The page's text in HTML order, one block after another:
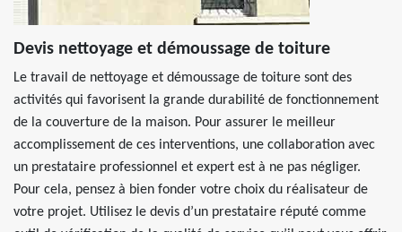
Devis nettoyage et démoussage de toiture
Le travail de nettoyage et démoussage de toiture sont des
activités qui favorisent la grande durabilité de fonctionnement
de la couverture de la maison. Pour assurer le meilleur
accomplissement de ces interventions, une collaboration avec
un prestataire professionnel et expert est à ne pas négliger.
Pour cela, pensez à bien fonder votre choix du réalisateur de
votre projet. Utilisez le devis d’un prestataire réputé comme